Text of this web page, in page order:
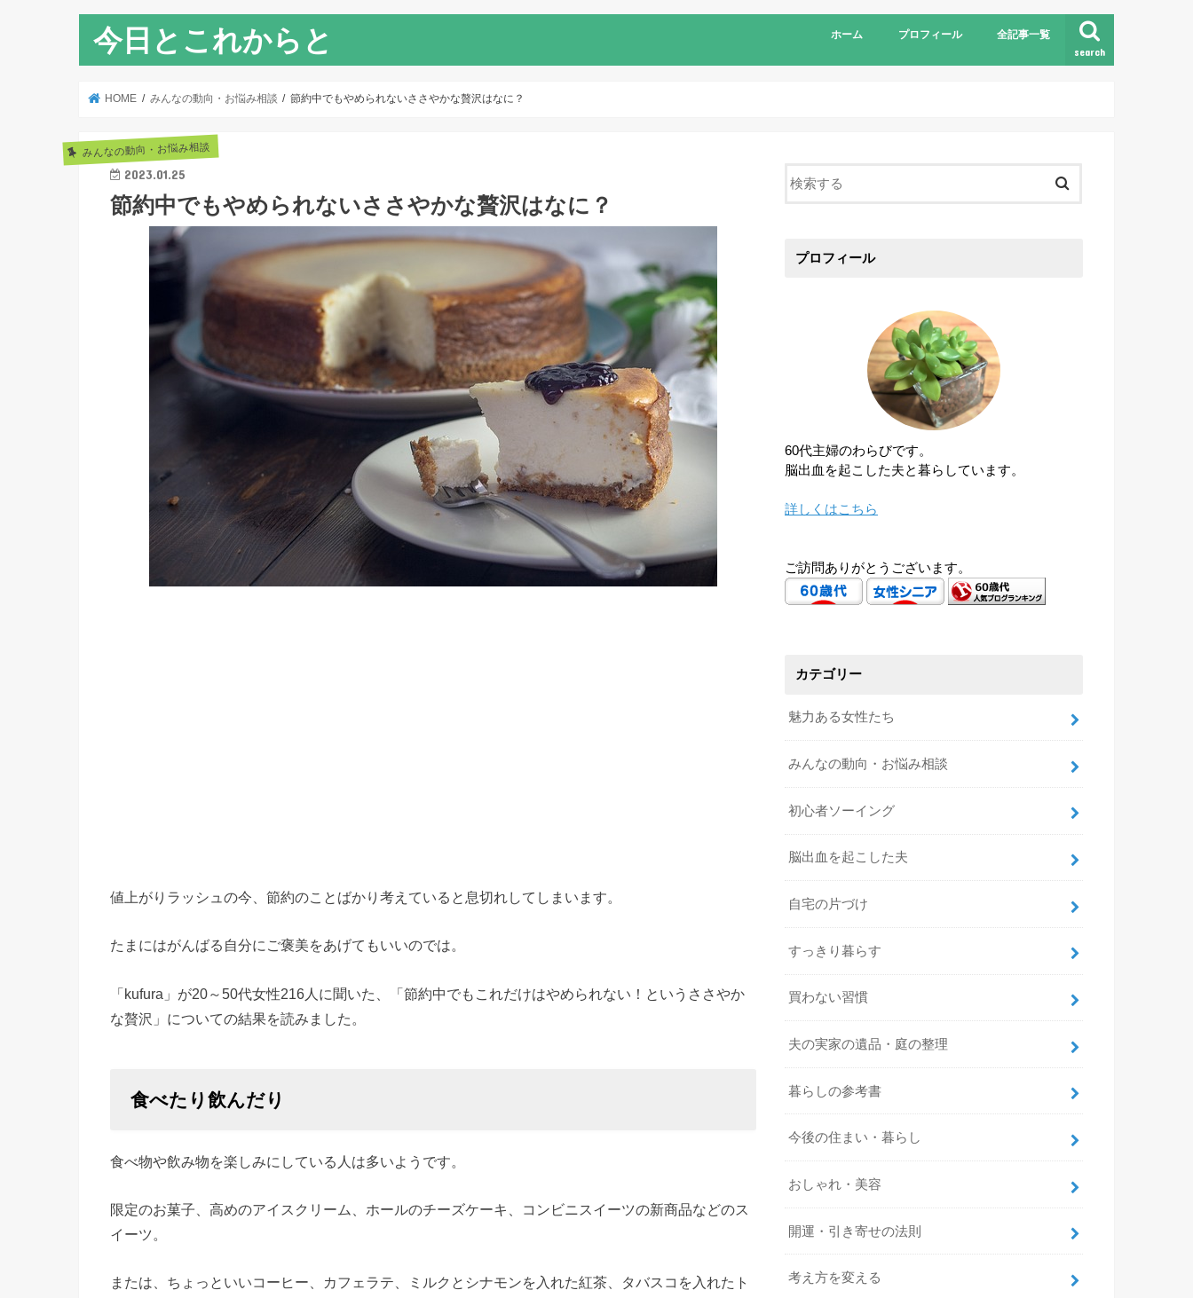
今日とこれからと search
ホーム プロフィール 全記事一覧
HOME みんなの動向・お悩み相談 節約中でもやめられないささやかな贅沢はなに？
みんなの動向・お悩み相談
2023.01.25
節約中でもやめられないささやかな贅沢はなに？
値上がりラッシュの今、節約のことばかり考えていると息切れしてしまいます。
たまにはがんばる自分にご褒美をあげてもいいのでは。
「kufura」が20～50代女性216人に聞いた、「節約中でもこれだけはやめられない！というささやか
な贅沢」についての結果を読みました。
食べたり飲んだり
食べ物や飲み物を楽しみにしている人は多いようです。
限定のお菓子、高めのアイスクリーム、ホールのチーズケーキ、コンビニスイーツの新商品などのス
イーツ。
または、ちょっといいコーヒー、カフェラテ、ミルクとシナモンを入れた紅茶、タバスコを入れたト
プロフィール
60代主婦のわらびです。
脳出血を起こした夫と暮らしています。
詳しくはこちら
ご訪問ありがとうございます。
カテゴリー
魅力ある女性たち
みんなの動向・お悩み相談
初心者ソーイング
脳出血を起こした夫
自宅の片づけ
すっきり暮らす
買わない習慣
夫の実家の遺品・庭の整理
暮らしの参考書
今後の住まい・暮らし
おしゃれ・美容
開運・引き寄せの法則
考え方を変える